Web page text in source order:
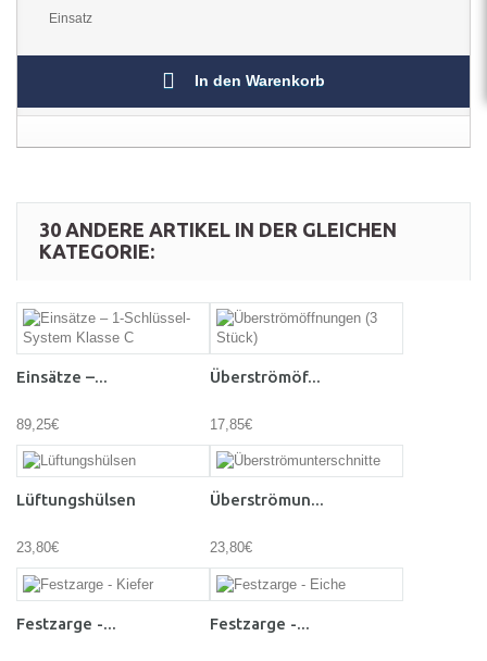
Einsatz
In den Warenkorb
30 ANDERE ARTIKEL IN DER GLEICHEN
KATEGORIE:
Einsätze –...
89,25€
Überströmöf...
17,85€
Lüftungshülsen
23,80€
Überströmun...
23,80€
Festzarge -... Festzarge -...